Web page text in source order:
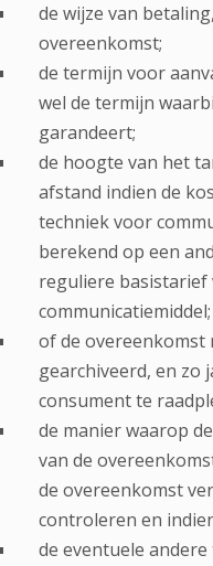
de wijze van
overeenkomst;
de termijn voor
wel de termijn
garandeert;
de hoogte van het
afstand indien de
techniek voor
berekend op een
reguliere
communicatiemiddel;
of de
gearchiveerd, en zo
consument te
de manier waarop
van de
de overeenkomst
controleren en
de eventuele